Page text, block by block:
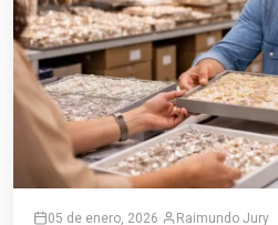
05 de enero, 2026· Raimundo Jury